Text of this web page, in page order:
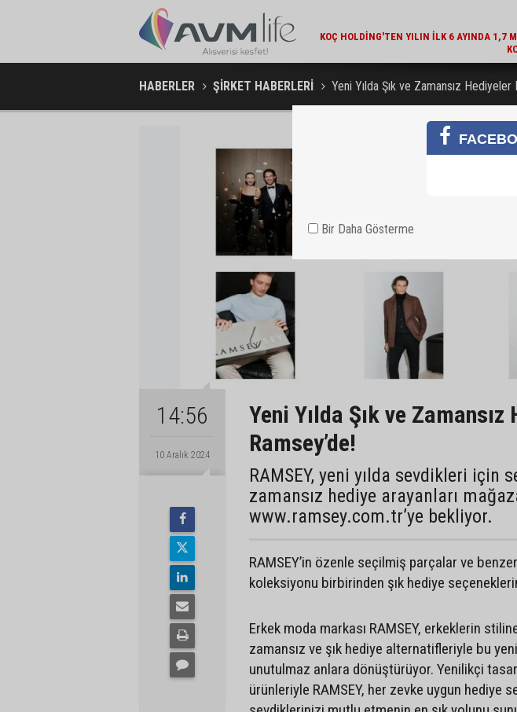
AMBALAJLI SU ÜRETICILERI
HABERLER ŞİRKET HABERLERİ Yeni Yılda Şık ve Zamansız Hediyeler
14:56
10 Aralık 2024
Yeni Yılda Şık ve
Ramsey’de!
RAMSEY, yeni yılda sevdikleri için
zamansız hediye arayanları
www.ramsey.com.tr’ye bekliyor.
RAMSEY’in özenle seçilmiş parçalar ve
koleksiyonu birbirinden şık hediye
Erkek moda markası RAMSEY, erkeklerin
zamansız ve şık hediye alternatifleriyle bu
unutulmaz anlara dönüştürüyor. Yenilikçi
ürünleriyle RAMSEY, her zevke uygun hediye
Bir Daha Gösterme